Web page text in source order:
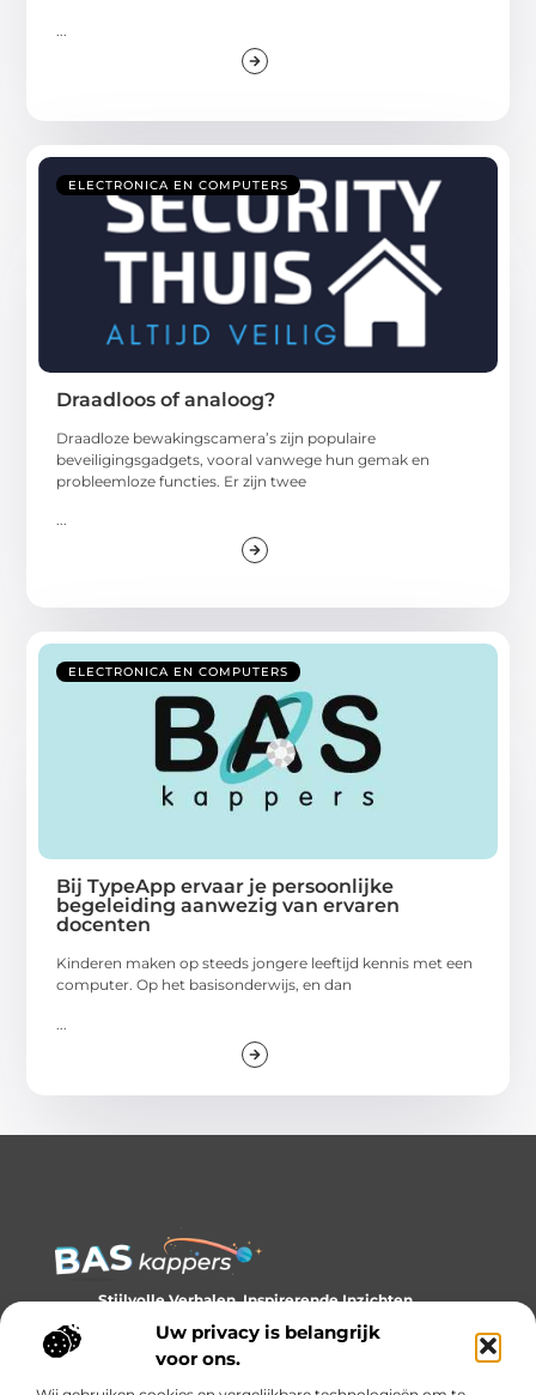
Uw privacy is belangrijk
voor ons.
ELECTRONICA EN COMPUTERS
Draadloos of analoog?
Draadloze bewakingscamera’s zijn populaire
beveiligingsgadgets, vooral vanwege hun gemak en
probleemloze functies. Er zijn twee
...
ELECTRONICA EN COMPUTERS
Bij TypeApp ervaar je persoonlijke
begeleiding aanwezig van ervaren
docenten
Kinderen maken op steeds jongere leeftijd kennis met een
computer. Op het basisonderwijs, en dan
Stijlvolle Verhalen, Inspirerende Inzichten.
Ontdek trends, tips en verhalen die je kijk op stijl verrijken.
Bericht categorie